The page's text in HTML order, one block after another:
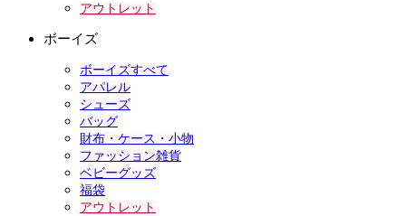
アウトレット
ボーイズ
ボーイズすべて
アパレル
シューズ
バッグ
財布・ケース・小物
ファッション雑貨
ベビーグッズ
福袋
アウトレット